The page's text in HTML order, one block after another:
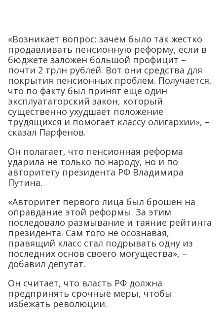
«Возникает вопрос: зачем было так жестко
продавливать пенсионную реформу, если в
бюджете заложен большой профицит –
почти 2 трлн рублей. Вот они средства для
покрытия пенсионных проблем. Получается,
что по факту был принят еще один
эксплуататорский закон, который
существенно ухудшает положение
трудящихся и помогает классу олигархии», –
сказал Парфенов.
Он полагает, что пенсионная реформа
ударила не только по народу, но и по
авторитету президента РФ Владимира
Путина.
«Авторитет первого лица был брошен на
оправдание этой реформы. За этим
последовало размывание и таяние рейтинга
президента. Сам того не осознавая,
правящий класс стал подрывать одну из
последних основ своего могущества», –
добавил депутат.
Он считает, что власть РФ должна
предпринять срочные меры, чтобы
избежать революции.